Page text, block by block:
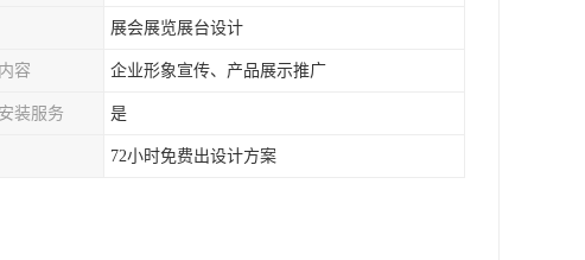
展会展览展台设计
容 企业形象宣传、产品展示推广
装服务 是
72小时免费出设计方案